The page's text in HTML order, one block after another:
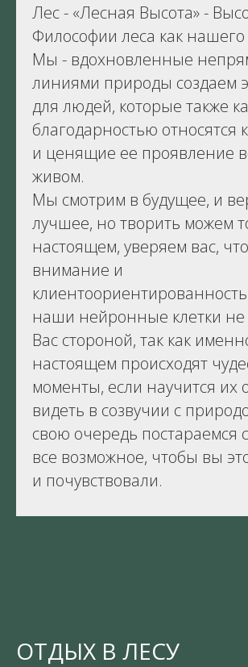
Лес - «Лесная Высота» -
Философии леса как нашего
Мы - вдохновленные
линиями природы создаем
для людей, которые также
благодарностью относятся
и ценящие ее проявление
живом.
Мы смотрим в будущее, и
лучшее, но творить можем
настоящем, уверяем вас,
внимание и
наши нейронные клетки не
Вас стороной, так как
настоящем происходят
моменты, если научится их
видеть в созвучии с
свою очередь постараемся
все возможное, чтобы вы
и почувствовали.
ОТДЫХ В ЛЕСУ